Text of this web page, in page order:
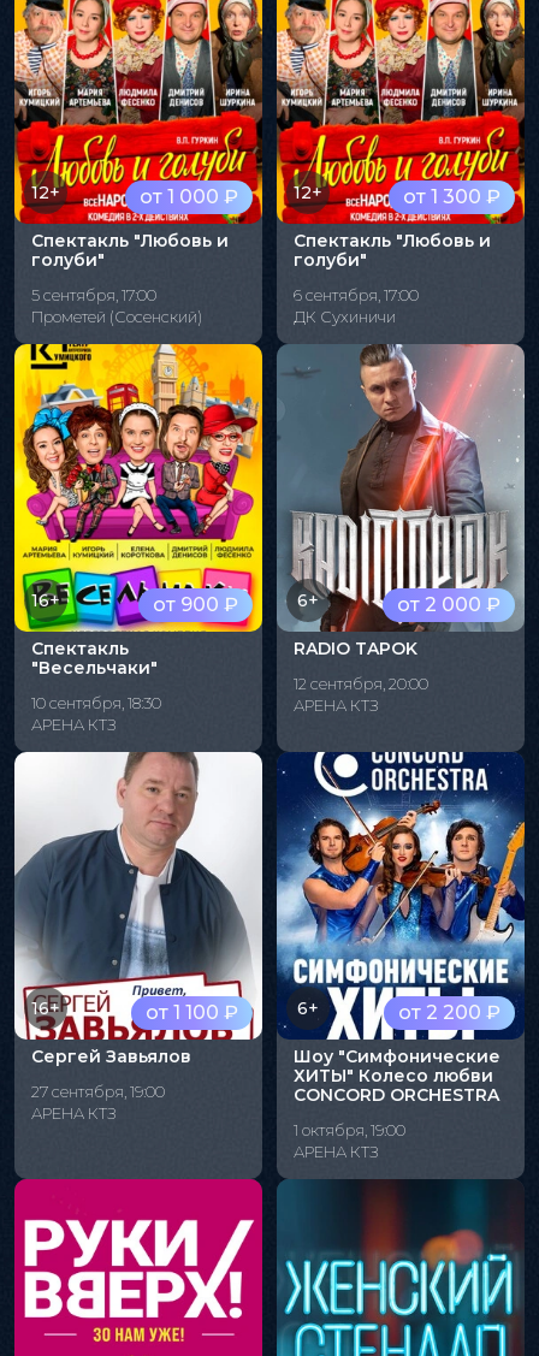
от 1 000 ₽
12+
Спектакль "Любовь и
голуби"
5 сентября, 17:00
Прометей (Сосенский)
от 1 300 ₽
12+
Спектакль "Любовь и
голуби"
6 сентября, 17:00
ДК Сухиничи
от 900 ₽
16+
Спектакль
"Весельчаки"
10 сентября, 18:30
АРЕНА КТЗ
от 2 000 ₽
6+
RADIO TAPOK
12 сентября, 20:00
АРЕНА КТЗ
от 1 100 ₽
16+
Сергей Завьялов
27 сентября, 19:00
АРЕНА КТЗ
от 2 200 ₽
6+
Шоу "Симфонические
ХИТЫ" Колесо любви
CONCORD ORCHESTRA
1 октября, 19:00
АРЕНА КТЗ